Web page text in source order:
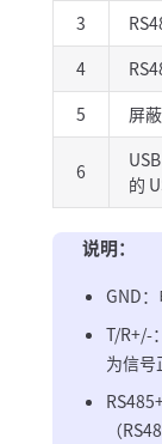
3
4
5
屏
6
的
说明：
GND
T/R+/-
为信号
（